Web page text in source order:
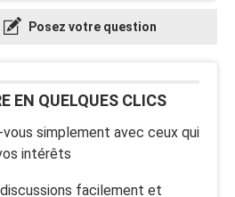
Posez votre question
EN QUELQUES CLICS
simplement avec ceux qui
intérêts
facilement et